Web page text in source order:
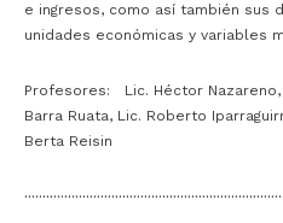
e ingresos, como así también
unidades económicas y variables
Profesores: Lic. Héctor Nazareno,
Barra Ruata, Lic. Roberto
Berta Reisin